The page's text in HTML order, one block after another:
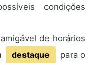
condições
de horários
destaque
para o